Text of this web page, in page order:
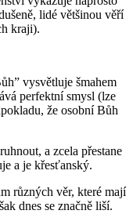
lidé většinou věří
kraji).
vysvětluje šmahem
perfektní smysl (lze
že osobní Bůh
a zcela přestane
a je křesťanský.
různých věr, které mají
dnes se značně liší.